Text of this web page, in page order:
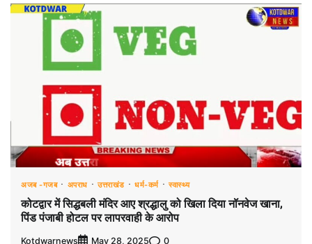
अजब -गजब अपराध उत्तराखंड धर्म-कर्म स्वास्थ्य
कोटद्वार में सिद्धबली मंदिर आए श्रद्धालु को खिला दिया नॉनवेज खाना,
पिंड पंजाबी होटल पर लापरवाही के आरोप
Kotdwarnews May 28, 2025 0